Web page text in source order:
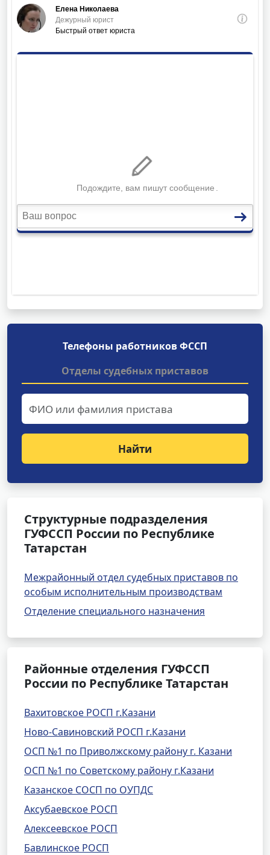
Телефоны работников ФССП
Отделы судебных приставов
Найти
Структурные подразделения
ГУФССП России по Республике
Татарстан
Межрайонный отдел судебных приставов по
особым исполнительным производствам
Отделение специального назначения
Районные отделения ГУФССП
России по Республике Татарстан
Вахитовское РОСП г.Казани
Ново-Савиновский РОСП г.Казани
ОСП №1 по Приволжскому району г. Казани
ОСП №1 по Советскому району г.Казани
Казанское СОСП по ОУПДС
Аксубаевское РОСП
Алексеевское РОСП
Бавлинское РОСП